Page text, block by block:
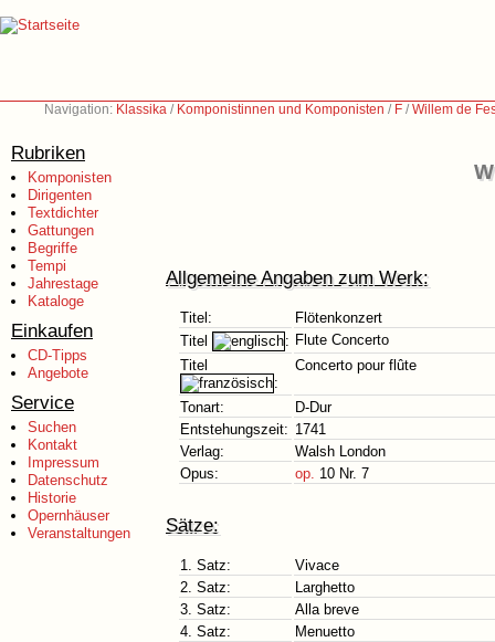
Navigation: Klassika / Komponistinnen und Komponisten / F /Willem de
Rubriken
Komponisten
Dirigenten
Textdichter
Gattungen
Begriffe
Tempi
Jahrestage
Kataloge
Einkaufen
CD-Tipps
Angebote
Service
Suchen
Kontakt
Impressum
Datenschutz
Historie
Opernhäuser
Veranstaltungen
Allgemeine Angaben zum Werk:
Titel:
Flötenkonzert
Titel
: Flute Concerto
Titel
:
Concerto pour flûte
Tonart:
D-Dur
Entstehungszeit: 1741
Verlag:
Walsh London
Opus:
op. 10 Nr. 7
Sätze:
1. Satz:
Vivace
2. Satz:
Larghetto
3. Satz:
Alla breve
4. Satz:
Menuetto